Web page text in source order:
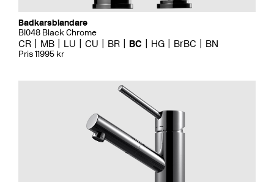
Badkarsblandare
BI048 Black Chrome
CR MB LU CU BR BC HG BrBC BN
Pris 11995 kr